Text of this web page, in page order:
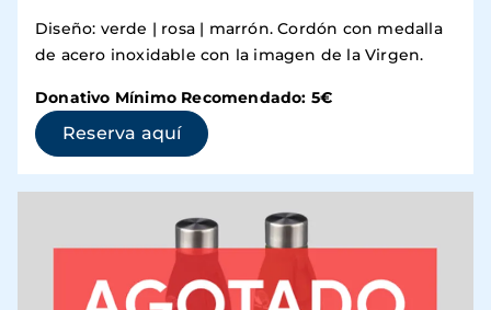
Diseño: verde | rosa | marrón. Cordón con medalla
de acero inoxidable con la imagen de la Virgen.
Donativo Mínimo Recomendado: 5€
Reserva aquí(se abre en una ventana nueva)